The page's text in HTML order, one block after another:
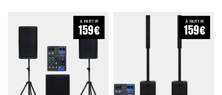
À PARTIR
159€
À PARTIR
159€